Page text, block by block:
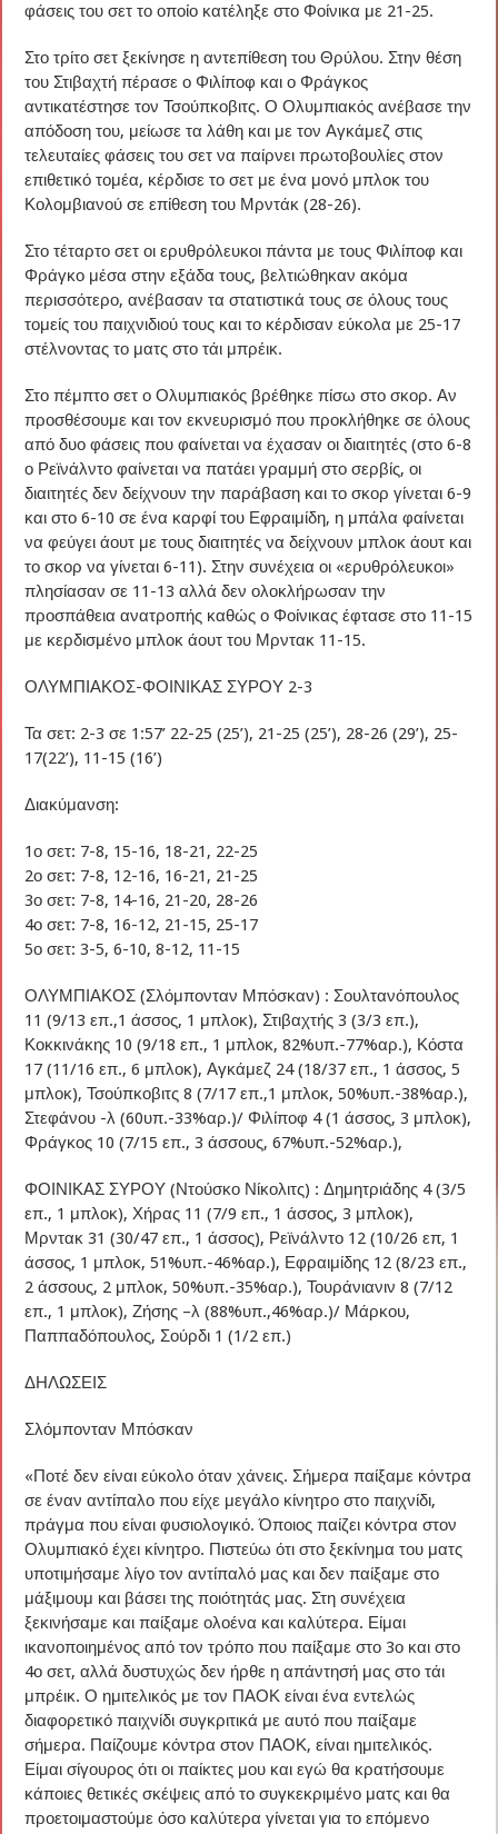
φάσεις του σετ το οποίο κατέληξε στο Φοίνικα με 21-25.
Στο τρίτο σετ ξεκίνησε η αντεπίθεση του Θρύλου. Στην θέση
του Στιβαχτή πέρασε ο Φιλίποφ και ο Φράγκος
αντικατέστησε τον Τσούπκοβιτς. Ο Ολυμπιακός ανέβασε την
απόδοση του, μείωσε τα λάθη και με τον Αγκάμεζ στις
τελευταίες φάσεις του σετ να παίρνει πρωτοβουλίες στον
επιθετικό τομέα, κέρδισε το σετ με ένα μονό μπλοκ του
Κολομβιανού σε επίθεση του Μρντάκ (28-26).
Στο τέταρτο σετ οι ερυθρόλευκοι πάντα με τους Φιλίποφ και
Φράγκο μέσα στην εξάδα τους, βελτιώθηκαν ακόμα
περισσότερο, ανέβασαν τα στατιστικά τους σε όλους τους
τομείς του παιχνιδιού τους και το κέρδισαν εύκολα με 25-17
στέλνοντας το ματς στο τάι μπρέικ.
Στο πέμπτο σετ ο Ολυμπιακός βρέθηκε πίσω στο σκορ. Αν
προσθέσουμε και τον εκνευρισμό που προκλήθηκε σε όλους
από δυο φάσεις που φαίνεται να έχασαν οι διαιτητές (στο 6-8
ο Ρεϊνάλντο φαίνεται να πατάει γραμμή στο σερβίς, οι
διαιτητές δεν δείχνουν την παράβαση και το σκορ γίνεται 6-9
και στο 6-10 σε ένα καρφί του Εφραιμίδη, η μπάλα φαίνεται
να φεύγει άουτ με τους διαιτητές να δείχνουν μπλοκ άουτ και
το σκορ να γίνεται 6-11). Στην συνέχεια οι «ερυθρόλευκοι»
πλησίασαν σε 11-13 αλλά δεν ολοκλήρωσαν την
προσπάθεια ανατροπής καθώς ο Φοίνικας έφτασε στο 11-15
με κερδισμένο μπλοκ άουτ του Μρντακ 11-15.
ΟΛΥΜΠΙΑΚΟΣ-ΦΟΙΝΙΚΑΣ ΣΥΡΟΥ 2-3
Τα σετ: 2-3 σε 1:57’ 22-25 (25’), 21-25 (25’), 28-26 (29’), 25-
17(22’), 11-15 (16’)
Διακύμανση:
1ο σετ: 7-8, 15-16, 18-21, 22-25
2ο σετ: 7-8, 12-16, 16-21, 21-25
3ο σετ: 7-8, 14-16, 21-20, 28-26
4ο σετ: 7-8, 16-12, 21-15, 25-17
5ο σετ: 3-5, 6-10, 8-12, 11-15
ΟΛΥΜΠΙΑΚΟΣ (Σλόμπονταν Μπόσκαν) : Σουλτανόπουλος
11 (9/13 επ.,1 άσσος, 1 μπλοκ), Στιβαχτής 3 (3/3 επ.),
Κοκκινάκης 10 (9/18 επ., 1 μπλοκ, 82%υπ.-77%αρ.), Κόστα
17 (11/16 επ., 6 μπλοκ), Αγκάμεζ 24 (18/37 επ., 1 άσσος, 5
μπλοκ), Τσούπκοβιτς 8 (7/17 επ.,1 μπλοκ, 50%υπ.-38%αρ.),
Στεφάνου -λ (60υπ.-33%αρ.)/ Φιλίποφ 4 (1 άσσος, 3 μπλοκ),
Φράγκος 10 (7/15 επ., 3 άσσους, 67%υπ.-52%αρ.),
ΦΟΙΝΙΚΑΣ ΣΥΡΟΥ (Ντούσκο Νίκολιτς) : Δημητριάδης 4 (3/5
επ., 1 μπλοκ), Χήρας 11 (7/9 επ., 1 άσσος, 3 μπλοκ),
Μρντακ 31 (30/47 επ., 1 άσσος), Ρεϊνάλντο 12 (10/26 επ, 1
άσσος, 1 μπλοκ, 51%υπ.-46%αρ.), Εφραιμίδης 12 (8/23 επ.,
2 άσσους, 2 μπλοκ, 50%υπ.-35%αρ.), Τουράνιανιν 8 (7/12
επ., 1 μπλοκ), Ζήσης –λ (88%υπ.,46%αρ.)/ Μάρκου,
Παππαδόπουλος, Σούρδι 1 (1/2 επ.)
ΔΗΛΩΣΕΙΣ
Σλόμπονταν Μπόσκαν
«Ποτέ δεν είναι εύκολο όταν χάνεις. Σήμερα παίξαμε κόντρα
σε έναν αντίπαλο που είχε μεγάλο κίνητρο στο παιχνίδι,
πράγμα που είναι φυσιολογικό. Όποιος παίζει κόντρα στον
Ολυμπιακό έχει κίνητρο. Πιστεύω ότι στο ξεκίνημα του ματς
υποτιμήσαμε λίγο τον αντίπαλό μας και δεν παίξαμε στο
μάξιμουμ και βάσει της ποιότητάς μας. Στη συνέχεια
ξεκινήσαμε και παίξαμε ολοένα και καλύτερα. Είμαι
ικανοποιημένος από τον τρόπο που παίξαμε στο 3ο και στο
4ο σετ, αλλά δυστυχώς δεν ήρθε η απάντησή μας στο τάι
μπρέικ. Ο ημιτελικός με τον ΠΑΟΚ είναι ένα εντελώς
διαφορετικό παιχνίδι συγκριτικά με αυτό που παίξαμε
σήμερα. Παίζουμε κόντρα στον ΠΑΟΚ, είναι ημιτελικός.
Είμαι σίγουρος ότι οι παίκτες μου και εγώ θα κρατήσουμε
κάποιες θετικές σκέψεις από το συγκεκριμένο ματς και θα
προετοιμαστούμε όσο καλύτερα γίνεται για το επόμενο